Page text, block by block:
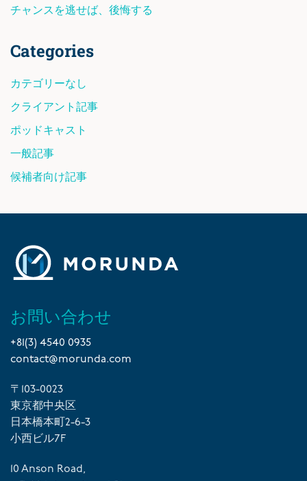
チャンスを逃せば、後悔する
Categories
カテゴリーなし
クライアント記事
ポッドキャスト
一般記事
候補者向け記事
お問い合わせ
+81(3) 4540 0935
contact@morunda.com
〒103-0023
東京都中央区
日本橋本町2-6-3
小西ビル7F
10 Anson Road,